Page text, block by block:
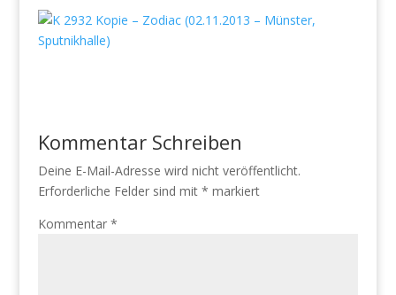
Kommentar Schreiben
Deine E-Mail-Adresse wird nicht veröffentlicht.
Erforderliche Felder sind mit * markiert
Kommentar *